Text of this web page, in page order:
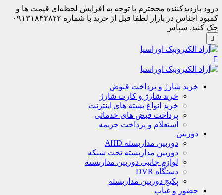
درود بازدیدکننده مححترم با توجه به افزایش لحظه‌ای قیمت ها و
کمبود اجناس در بازار لطفا قبل از خرید با شماره ۰۹۱۳۱۸۴۲۸۲۲
چک کنید. سپاس
خرید شارژ و پرداخت قبوض
خرید شارژ و کارت شارژ
خرید انواع بسته های اینترنت
پرداخت قبض های خدماتی
استعلام و پرداخت جریمه
دوربین
دوربین مداربسته AHD
دوربین مداربسته تحت شبکه
لوازم جانبی دوربین مداربسته
دستگاه DVR
پکیج دوربین مداربسته
حضور و غیاب